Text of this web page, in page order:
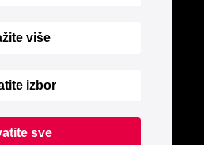
više
izbor
sve